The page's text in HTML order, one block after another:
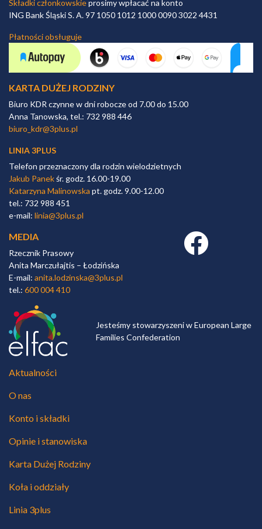
Składki członkowskieprosimy wpłacać na konto
ING Bank Śląski S. A. 97 1050 1012 1000 0090 3022 4431
Płatności obsługuje
KARTA DUŻEJ RODZINY
Biuro KDR czynne w dni robocze od 7.00 do 15.00
Anna Tanowska, tel.: 732 988 446
biuro_kdr@3plus.pl
LINIA 3PLUS
Telefon przeznaczony dla rodzin wielodzietnych
Jakub Panekśr. godz. 16.00-19.00
Katarzyna Malinowska pt. godz. 9.00-12.00
tel.: 732 988 451
e-mail: linia@3plus.pl
MEDIA
Rzecznik Prasowy
Anita Marczułajtis – Łodzińska
E-mail: anita.lodzinska@3plus.pl
tel.: 600 004 410
Facebook link
Jesteśmy stowarzyszeni w European Large
Families Confederation
Aktualności
O nas
Konto i składki
Opinie i stanowiska
Karta Dużej Rodziny
Koła i oddziały
Linia 3plus